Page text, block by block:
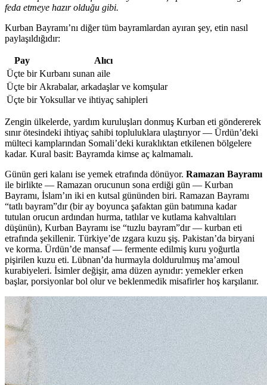
feda etmeye hazır olduğu gibi.
Kurban Bayramı’nı diğer tüm bayramlardan ayıran şey, etin nasıl
paylaşıldığıdır:
Pay
Alıcı
Üçte bir Kurbanı sunan aile
Üçte bir Akrabalar, arkadaşlar ve komşular
Üçte bir Yoksullar ve ihtiyaç sahipleri
Zengin ülkelerde, yardım kuruluşları donmuş Kurban eti göndererek
sınır ötesindeki ihtiyaç sahibi topluluklara ulaştırıyor — Ürdün’deki
mülteci kamplarından Somali’deki kuraklıktan etkilenen bölgelere
kadar. Kural basit: Bayramda kimse aç kalmamalı.
Günün geri kalanı ise yemek etrafında dönüyor. Ramazan Bayramı
ile birlikte — Ramazan orucunun sona erdiği gün — Kurban
Bayramı, İslam’ın iki en kutsal gününden biri. Ramazan Bayramı
“tatlı bayram”dır (bir ay boyunca şafaktan gün batımına kadar
tutulan orucun ardından hurma, tatlılar ve kutlama kahvaltıları
düşünün), Kurban Bayramı ise “tuzlu bayram”dır — kurban eti
etrafında şekillenir. Türkiye’de ızgara kuzu şiş. Pakistan’da biryani
ve korma. Ürdün’de mansaf — fermente edilmiş kuru yoğurtla
pişirilen kuzu eti. Lübnan’da hurmayla doldurulmuş ma’amoul
kurabiyeleri. İsimler değişir, ama düzen aynıdır: yemekler erken
başlar, porsiyonlar bol olur ve beklenmedik misafirler hoş karşılanır.